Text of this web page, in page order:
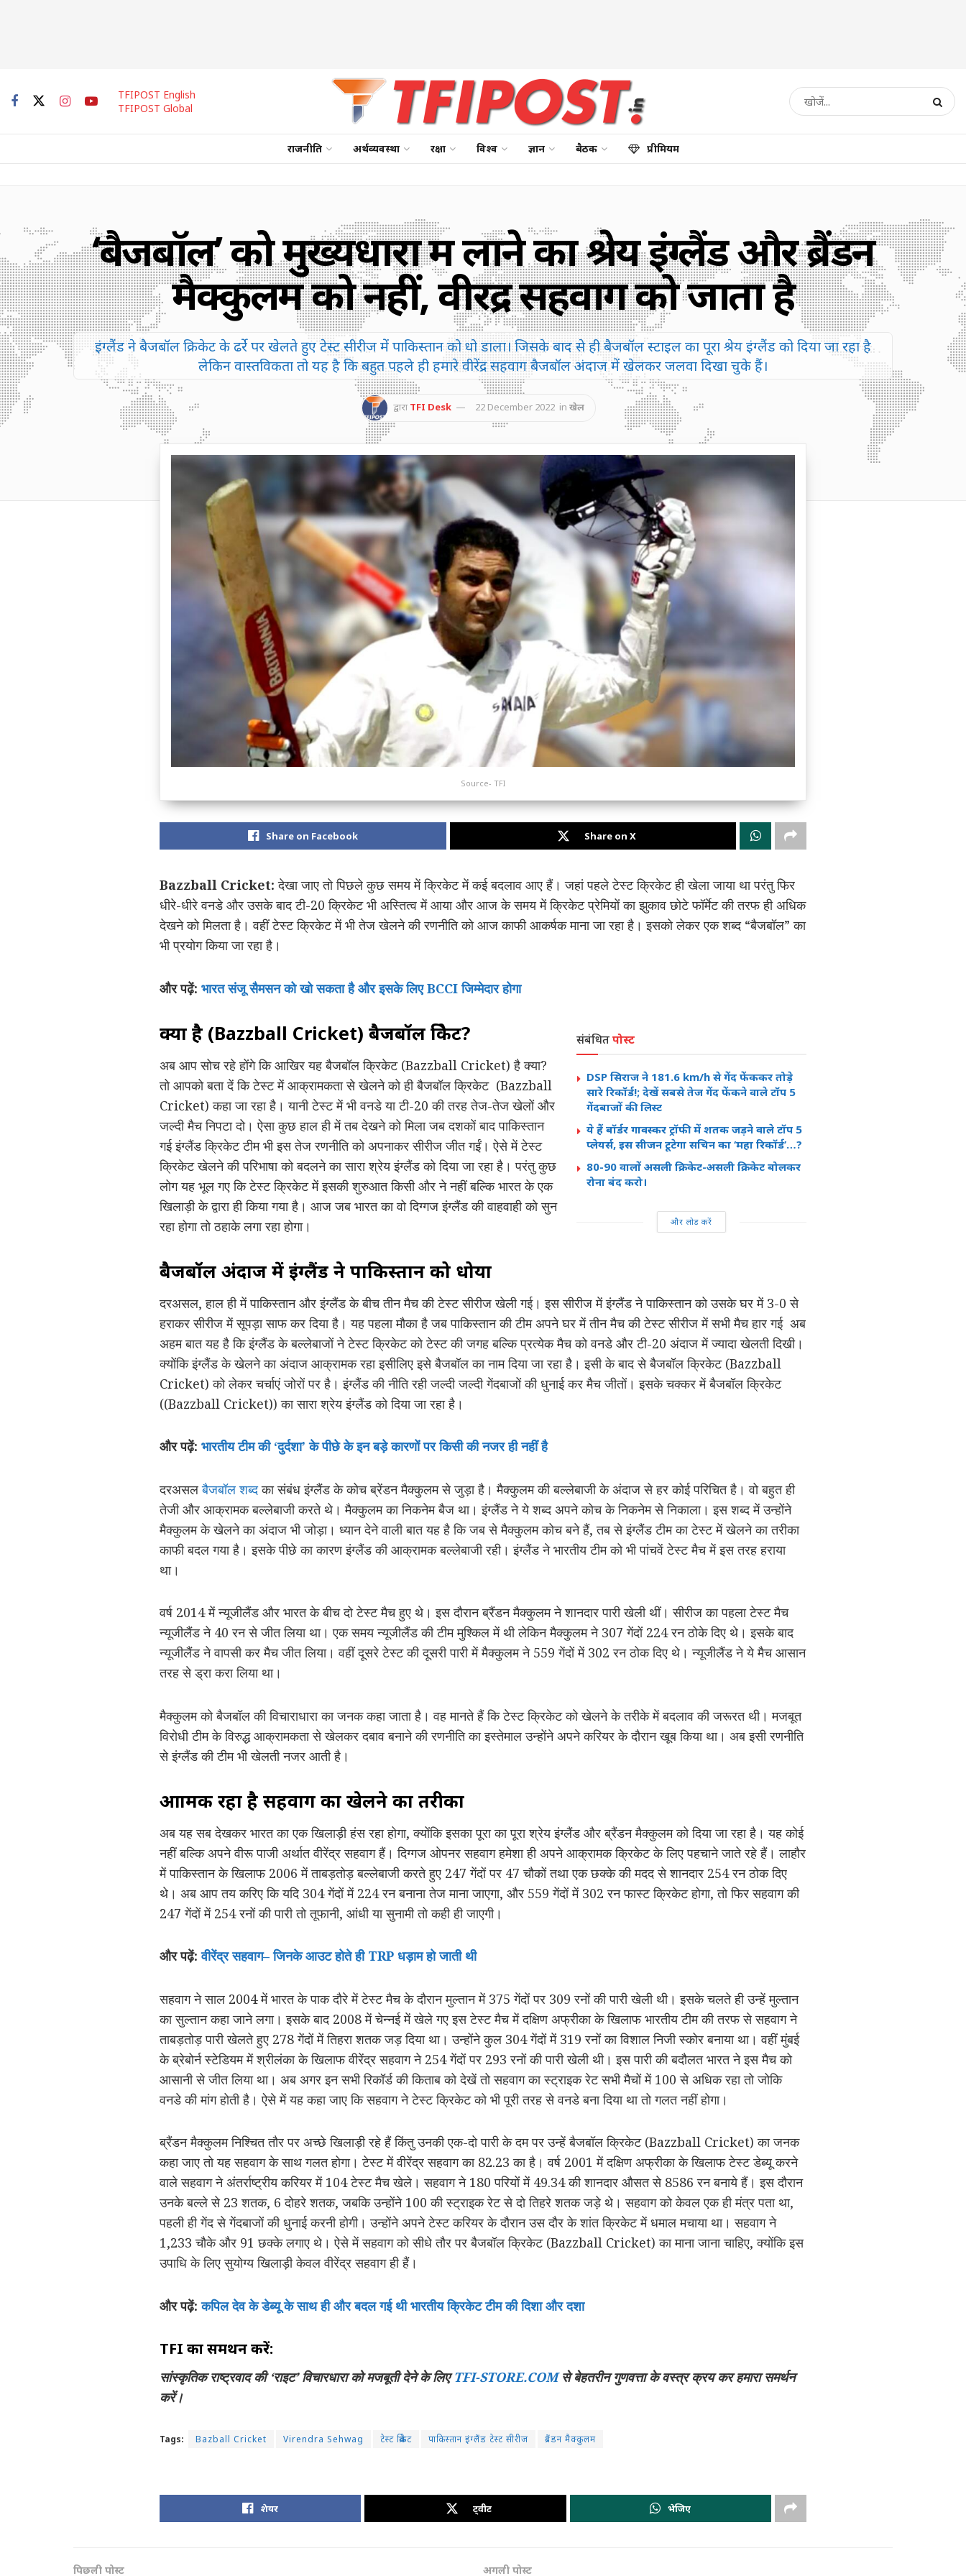
TFIPOST English
TFIPOST Global
राजनीति अर्थव्यवस्था रक्षा विश्व ज्ञान बैठक प्रीमियम
‘बैजबॉल’ को मुख्यधारा में लाने का श्रेय इंग्लैंड और ब्रैंडन
मैक्कुलम को नहीं, वीरेंद्र सहवाग को जाता है
इंग्लैंड ने बैजबॉल क्रिकेट के ढर्रे पर खेलते हुए टेस्ट सीरीज में पाकिस्तान को धो डाला। जिसके बाद से ही बैजबॉल स्टाइल का पूरा श्रेय इंग्लैंड को दिया जा रहा है
लेकिन वास्तविकता तो यह है कि बहुत पहले ही हमारे वीरेंद्र सहवाग बैजबॉल अंदाज में खेलकर जलवा दिखा चुके हैं।
द्वारा TFI Desk 22 December 2022 in खेल
Source- TFI
Share on Facebook Share on X
Bazzball Cricket: देखा जाए तो पिछले कुछ समय में क्रिकेट में कई बदलाव आए हैं। जहां पहले टेस्ट क्रिकेट ही खेला जाया था परंतु फिर
धीरे-धीरे वनडे और उसके बाद टी-20 क्रिकेट भी अस्तित्व में आया और आज के समय में क्रिकेट प्रेमियों का झुकाव छोटे फॉर्मेट की तरफ ही अधिक
देखने को मिलता है। वहीं टेस्ट क्रिकेट में भी तेज खेलने की रणनीति को आज काफी आकर्षक माना जा रहा है। इसको लेकर एक शब्द “बैजबॉल” का
भी प्रयोग किया जा रहा है।
और पढ़ें: भारत संजू सैमसन को खो सकता है और इसके लिए BCCI जिम्मेदार होगा
संबंधितपोस्ट
DSP सिराज ने 181.6 km/h से गेंद फेंककर तोडे़
सारे रिकॉर्ड!; देखें सबसे तेज गेंद फेंकने वाले टॉप 5
गेंदबाजों की लिस्ट
ये हैं बॉर्डर गावस्कर ट्रॉफी में शतक जड़ने वाले टॉप 5
प्लेयर्स, इस सीजन टूटेगा सचिन का ‘महा रिकॉर्ड’…?
80-90 वालों असली क्रिकेट-असली क्रिकेट बोलकर
रोना बंद करो।
और लोड करें
क्या है (Bazzball Cricket) बैजबॉल क्रिकेट?
अब आप सोच रहे होंगे कि आखिर यह बैजबॉल क्रिकेट (Bazzball Cricket) है क्या?
तो आपको बता दें कि टेस्ट में आक्रामकता से खेलने को ही बैजबॉल क्रिकेट (Bazzball
Cricket) कहा जा रहा है। यानी टेस्ट में भी वनडे या टी-20 की तरह तेज-तेज खेलों और
जल्दी मैच निपटा दो। ऐसा कुछ हाल ही में तब देखने को मिला जब दशकों बाद पाकिस्तान
गई इंग्लैंड क्रिकेट टीम भी इस तेज रणनीति को अपनाकर सीरीज जीत गईं। ऐसे में टेस्ट
क्रिकेट खेलने की परिभाषा को बदलने का सारा श्रेय इंग्लैंड को दिया जा रहा है। परंतु कुछ
लोग यह भूल गए कि टेस्ट क्रिकेट में इसकी शुरुआत किसी और ने नहीं बल्कि भारत के एक
खिलाड़ी के द्वारा ही किया गया है। आज जब भारत का वो दिग्गज इंग्लैंड की वाहवाही को सुन
रहा होगा तो ठहाके लगा रहा होगा।
बैजबॉल अंदाज में इंग्लैंड ने पाकिस्तान को धोया
दरअसल, हाल ही में पाकिस्तान और इंग्लैंड के बीच तीन मैच की टेस्ट सीरीज खेली गई। इस सीरीज में इंग्लैंड ने पाकिस्तान को उसके घर में 3-0 से
हराकर सीरीज में सूपड़ा साफ कर दिया है। यह पहला मौका है जब पाकिस्तान की टीम अपने घर में तीन मैच की टेस्ट सीरीज में सभी मैच हार गई अब
अहम बात यह है कि इंग्लैंड के बल्लेबाजों ने टेस्ट क्रिकेट को टेस्ट की जगह बल्कि प्रत्येक मैच को वनडे और टी-20 अंदाज में ज्यादा खेलती दिखी।
क्योंकि इंग्लैंड के खेलने का अंदाज आक्रामक रहा इसीलिए इसे बैजबॉल का नाम दिया जा रहा है। इसी के बाद से बैजबॉल क्रिकेट (Bazzball
Cricket) को लेकर चर्चाएं जोरों पर है। इंग्लैंड की नीति रही जल्दी जल्दी गेंदबाजों की धुनाई कर मैच जीतों। इसके चक्कर में बैजबॉल क्रिकेट
((Bazzball Cricket)) का सारा श्रेय इंग्लैंड को दिया जा रहा है।
और पढ़ें: भारतीय टीम की ‘दुर्दशा’ के पीछे के इन बड़े कारणों पर किसी की नजर ही नहीं है
दरअसलबैजबॉल शब्दका संबंध इंग्लैंड के कोच ब्रेंडन मैक्कुलम से जुड़ा है। मैक्कुलम की बल्लेबाजी के अंदाज से हर कोई परिचित है। वो बहुत ही
तेजी और आक्रामक बल्लेबाजी करते थे। मैक्कुलम का निकनेम बैज था। इंग्लैंड ने ये शब्द अपने कोच के निकनेम से निकाला। इस शब्द में उन्होंने
मैक्कुलम के खेलने का अंदाज भी जोड़ा। ध्यान देने वाली बात यह है कि जब से मैक्कुलम कोच बने हैं, तब से इंग्लैंड टीम का टेस्ट में खेलने का तरीका
काफी बदल गया है। इसके पीछे का कारण इंग्लैंड की आक्रामक बल्लेबाजी रही। इंग्लैंड ने भारतीय टीम को भी पांचवें टेस्ट मैच में इस तरह हराया
था।
वर्ष 2014 में न्यूजीलैंड और भारत के बीच दो टेस्ट मैच हुए थे। इस दौरान ब्रैंडन मैक्कुलम ने शानदार पारी खेली थीं। सीरीज का पहला टेस्ट मैच
न्यूजीलैंड ने 40 रन से जीत लिया था। एक समय न्यूजीलैंड की टीम मुश्किल में थी लेकिन मैक्कुलम ने 307 गेंदों 224 रन ठोके दिए थे। इसके बाद
न्यूजीलैंड ने वापसी कर मैच जीत लिया। वहीं दूसरे टेस्ट की दूसरी पारी में मैक्कुलम ने 559 गेंदों में 302 रन ठोक दिए थे। न्यूजीलैंड ने ये मैच आसान
तरह से ड्रा करा लिया था।
मैक्कुलम को बैजबॉल की विचाराधारा का जनक कहा जाता है। वह मानते हैं कि टेस्ट क्रिकेट को खेलने के तरीके में बदलाव की जरूरत थी। मजबूत
विरोधी टीम के विरुद्ध आक्रामकता से खेलकर दबाव बनाने की रणनीति का इस्तेमाल उन्होंने अपने करियर के दौरान खूब किया था। अब इसी रणनीति
से इंग्लैंड की टीम भी खेलती नजर आती है।
आक्रामक रहा है सहवाग का खेलने का तरीका
अब यह सब देखकर भारत का एक खिलाड़ी हंस रहा होगा, क्योंकि इसका पूरा का पूरा श्रेय इंग्लैंड और ब्रैंडन मैक्कुलम को दिया जा रहा है। यह कोई
नहीं बल्कि अपने वीरू पाजी अर्थात वीरेंद्र सहवाग हैं। दिग्गज ओपनर सहवाग हमेशा ही अपने आक्रामक क्रिकेट के लिए पहचाने जाते रहे हैं। लाहौर
में पाकिस्तान के खिलाफ 2006 में ताबड़तोड़ बल्लेबाजी करते हुए 247 गेंदों पर 47 चौकों तथा एक छक्के की मदद से शानदार 254 रन ठोक दिए
थे। अब आप तय करिए कि यदि 304 गेंदों में 224 रन बनाना तेज माना जाएगा, और 559 गेंदों में 302 रन फास्ट क्रिकेट होगा, तो फिर सहवाग की
247 गेंदों में 254 रनों की पारी तो तूफानी, आंधी या सुनामी तो कही ही जाएगी।
और पढ़ें:वीरेंद्र सहवाग– जिनके आउट होते ही TRP धड़ाम हो जाती थी
सहवाग ने साल 2004 में भारत के पाक दौरे में टेस्ट मैच के दौरान मुल्तान में 375 गेंदों पर 309 रनों की पारी खेली थी। इसके चलते ही उन्हें मुल्तान
का सुल्तान कहा जाने लगा। इसके बाद 2008 में चेन्नई में खेले गए इस टेस्ट मैच में दक्षिण अफ्रीका के खिलाफ भारतीय टीम की तरफ से सहवाग ने
ताबड़तोड़ पारी खेलते हुए 278 गेंदों में तिहरा शतक जड़ दिया था। उन्होंने कुल 304 गेंदों में 319 रनों का विशाल निजी स्कोर बनाया था। वहीं मुंबई
के ब्रेबोर्न स्टेडियम में श्रीलंका के खिलाफ वीरेंद्र सहवाग ने 254 गेंदों पर 293 रनों की पारी खेली थी। इस पारी की बदौलत भारत ने इस मैच को
आसानी से जीत लिया था। अब अगर इन सभी रिकॉर्ड की किताब को देखें तो सहवाग का स्ट्राइक रेट सभी मैचों में 100 से अधिक रहा तो जोकि
वनडे की मांग होती है। ऐसे में यह कहा जाए कि सहवाग ने टेस्ट क्रिकेट को भी पूरी तरह से वनडे बना दिया था तो गलत नहीं होगा।
ब्रैंडन मैक्कुलम निश्चित तौर पर अच्छे खिलाड़ी रहे हैं किंतु उनकी एक-दो पारी के दम पर उन्हें बैजबॉल क्रिकेट (Bazzball Cricket) का जनक
कहा जाए तो यह सहवाग के साथ गलत होगा। टेस्ट में वीरेंद्र सहवाग का 82.23 का है। वर्ष 2001 में दक्षिण अफ्रीका के खिलाफ टेस्ट डेब्यू करने
वाले सहवाग ने अंतर्राष्ट्रीय करियर में 104 टेस्ट मैच खेले। सहवाग ने 180 परियों में 49.34 की शानदार औसत से 8586 रन बनाये हैं। इस दौरान
उनके बल्ले से 23 शतक, 6 दोहरे शतक, जबकि उन्होंने 100 की स्ट्राइक रेट से दो तिहरे शतक जड़े थे। सहवाग को केवल एक ही मंत्र पता था,
पहली ही गेंद से गेंदबाजों की धुनाई करनी होगी। उन्होंने अपने टेस्ट करियर के दौरान उस दौर के शांत क्रिकेट में धमाल मचाया था। सहवाग ने
1,233 चौके और 91 छक्के लगाए थे। ऐसे में सहवाग को सीधे तौर पर बैजबॉल क्रिकेट (Bazzball Cricket) का माना जाना चाहिए, क्योंकि इस
उपाधि के लिए सुयोग्य खिलाड़ी केवल वीरेंद्र सहवाग ही हैं।
और पढ़ें:कपिल देव के डेब्यू के साथ ही और बदल गई थी भारतीय क्रिकेट टीम की दिशा और दशा
TFI का समर्थन करें:
सांस्कृतिक राष्ट्रवाद की ‘राइट’ विचारधारा को मजबूती देने के लिएTFI-STORE.COMसे बेहतरीन गुणवत्ता के वस्त्र क्रय कर हमारा समर्थन
करें।
Tags: Bazball Cricket Virendra Sehwag टेस्ट क्रिकेट पाकिस्तान इंग्लैंड टेस्ट सीरीज ब्रैंडन मैक्कुलम
शेयर ट्वीट भेजिए
पिछली पोस्ट अगली पोस्ट